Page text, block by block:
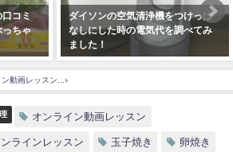
コミ
っちゃ
ダイソンの空気清浄機をつけっぱ
なしにした時の電気代を調べてみ
ました！
ン動画レッスン
オンライン動画レッスン
ラインレッスン 玉子焼き 卵焼き